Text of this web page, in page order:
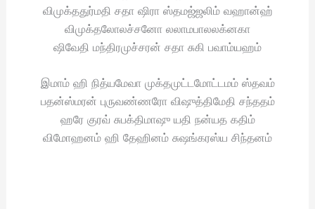
விமுக்ததுர்மதி சதா ஷிரா ஸ்தமஜ்ஜலிம் வஹான்ஹ்
விமுக்தலோலச்சனோ லலாமபாலலக்னகா
ஷிவேதி மந்திரமுச்சரன் சதா சுகி பவாம்யஹம்
இமாம் ஹி நித்யமேவா முக்தமுட்டமோட்டமம் ஸ்தவம்
பதன்ஸ்மரன் புருவண்ணரோ விஷுத்திமேதி சந்ததம்
ஹரே குரவ் சுபக்திமாஷு யதி நன்யத கதிம்
விமோஹனம் ஹி தேஹினம் சுஷங்கரஸ்ய சிந்தனம்